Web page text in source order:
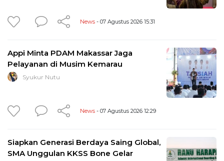
News - 07 Agustus 2026 15:31
Appi Minta PDAM Makassar Jaga
Pelayanan di Musim Kemarau
Syukur Nutu
News - 07 Agustus 2026 12:29
Siapkan Generasi Berdaya Saing Global,
SMA Unggulan KKSS Bone Gelar